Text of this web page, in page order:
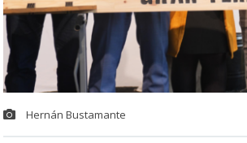
Hernán Bustamante